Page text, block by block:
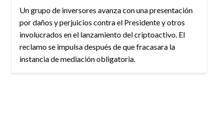
Un grupo de inversores avanza con una presentación
por daños y perjuicios contra el Presidente y otros
involucrados en el lanzamiento del criptoactivo. El
reclamo se impulsa después de que fracasara la
instancia de mediación obligatoria.